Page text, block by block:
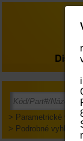
> Parametrické
> Podrobné